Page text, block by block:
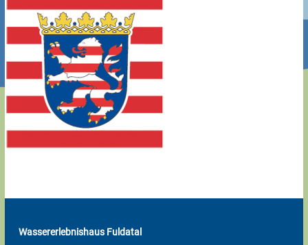
Wassererlebnishaus Fuldatal